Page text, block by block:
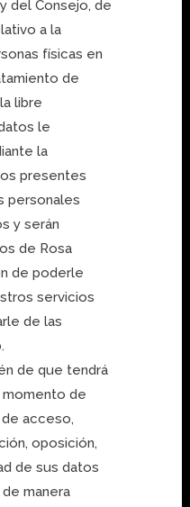
del Consejo, de
a la
físicas en
de
libre
le
la
presentes
personales
y serán
de Rosa
de poderle
servicios
de las
de que tendrá
de
acceso,
oposición,
de sus datos
manera